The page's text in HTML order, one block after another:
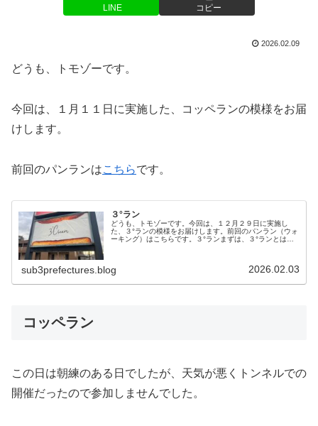
LINE コピー
2026.02.09
どうも、トモゾーです。
今回は、１月１１日に実施した、コッペランの模様をお届
けします。
前回のパンランはこちらです。
３°ラン
どうも、トモゾーです。今回は、１２月２９日に実施し
た、３°ランの模様をお届けします。前回のパンラン（ウォ
ーキング）はこちらです。３°ランまずは、３°ランとは何
sub3prefectures.blog 2026.02.03
コッペラン
この日は朝練のある日でしたが、天気が悪くトンネルでの
開催だったので参加しませんでした。